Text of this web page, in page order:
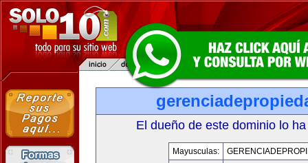
El dueño de este dominio lo
Mayusculas: